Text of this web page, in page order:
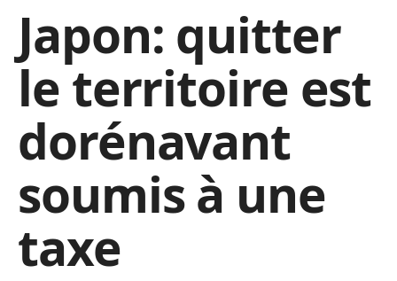
Japon: quitter
le territoire est
dorénavant
soumis à une
taxe